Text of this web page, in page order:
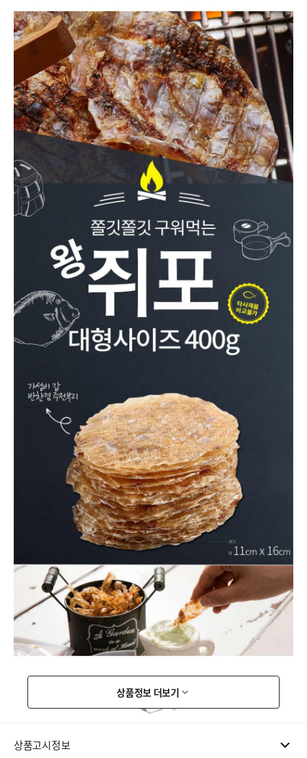
상품정보 더보기
상품고시정보